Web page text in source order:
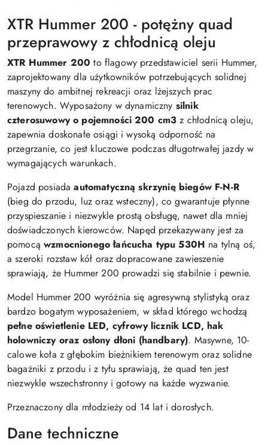
XTR Hummer 200 - potężny quad
przeprawowy z chłodnicą oleju
XTR Hummer 200 to flagowy przedstawiciel serii Hummer,
zaprojektowany dla użytkowników potrzebujących solidnej
maszyny do ambitnej rekreacji oraz lżejszych prac
terenowych. Wyposażony w dynamiczny silnik
czterosuwowy o pojemności 200 cm3 z chłodnicą oleju,
zapewnia doskonałe osiągi i wysoką odporność na
przegrzanie, co jest kluczowe podczas długotrwałej jazdy w
wymagających warunkach.
Pojazd posiadaautomatyczną skrzynię biegów F-N-R
(bieg do przodu, luz oraz wsteczny), co gwarantuje płynne
przyspieszanie i niezwykle prostą obsługę, nawet dla mniej
doświadczonych kierowców. Napęd przekazywany jest za
pomocąwzmocnionego łańcucha typu 530H na tylną oś,
a szeroki rozstaw kół oraz dopracowane zawieszenie
sprawiają, że Hummer 200 prowadzi się stabilnie i pewnie.
Model Hummer 200 wyróżnia się agresywną stylistyką oraz
bardzo bogatym wyposażeniem, w skład którego wchodzą
pełne oświetlenie LED, cyfrowy licznik LCD, hak
holowniczy oraz osłony dłoni (handbary). Masywne, 10-
calowe koła z głębokim bieżnikiem terenowym oraz solidne
bagażniki z przodu i z tyłu sprawiają, że quad ten jest
niezwykle wszechstronny i gotowy na każde wyzwanie.
Przeznaczony dla młodzieży od 14 lat i dorosłych.
Dane techniczne